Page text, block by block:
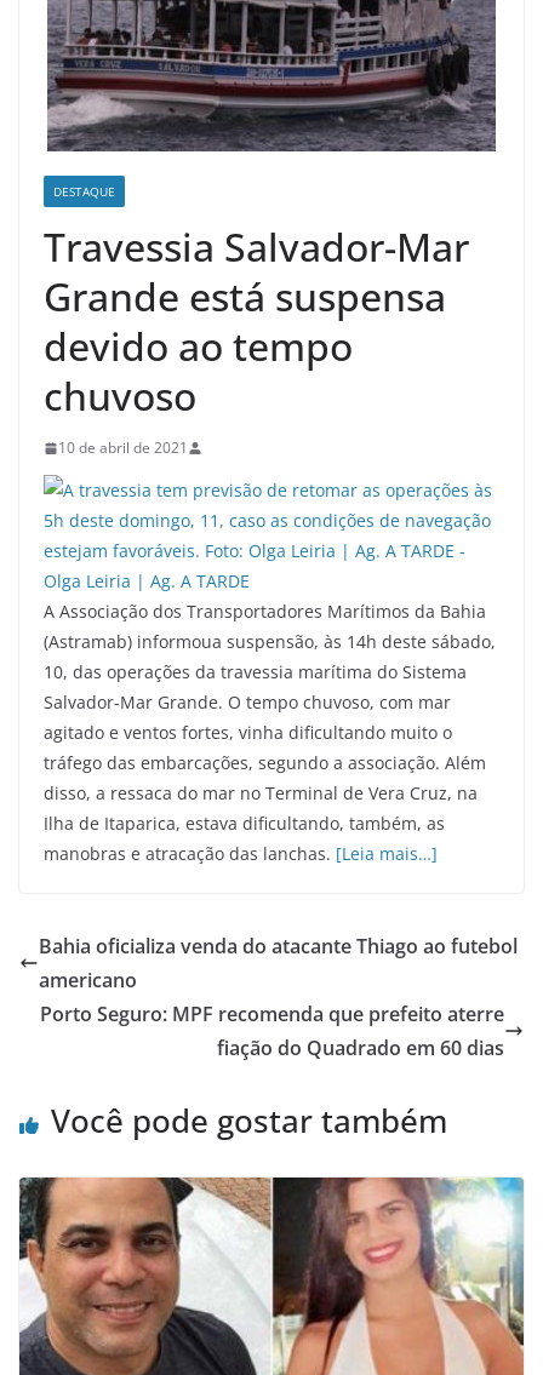
DESTAQUE
Travessia Salvador-Mar
Grande está suspensa
devido ao tempo
chuvoso
10 de abril de 2021
A Associação dos Transportadores Marítimos da Bahia
(Astramab) informoua suspensão, às 14h deste sábado,
10, das operações da travessia marítima do Sistema
Salvador-Mar Grande. O tempo chuvoso, com mar
agitado e ventos fortes, vinha dificultando muito o
tráfego das embarcações, segundo a associação. Além
disso, a ressaca do mar no Terminal de Vera Cruz, na
Ilha de Itaparica, estava dificultando, também, as
manobras e atracação das lanchas. [Leia mais…]
Bahia oficializa venda do atacante Thiago ao futebol
americano
Porto Seguro: MPF recomenda que prefeito aterre
fiação do Quadrado em 60 dias
Você pode gostar também